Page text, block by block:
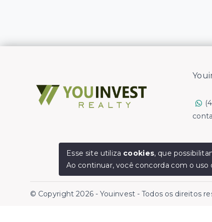
© Copyright 2026 - Youinvest - Todos os direitos
Esse site utiliza cookies, que
Ao continuar, você concorda com o uso